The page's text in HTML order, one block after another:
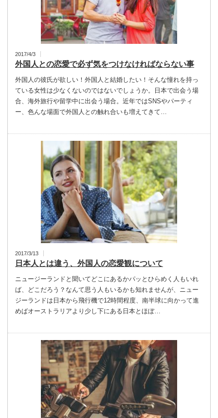
2017/4/3
外国人との恋愛で必ず気をつけなければならない事
外国人の彼氏が欲しい！外国人と結婚したい！そんな憧れを持っ
ている女性は少なくないのではないでしょうか。日本で出会う場
合、海外旅行や留学中に出会う場合。近年ではSNSやパーティ
ー、色んな場面で外国人との触れ合いも増えてきて…
2017/3/13
日本人とは違う、外国人の恋愛観について
ニュージーランドと聞いてどこにあるかパッとひらめく人もいれ
ば、どこだろう？なんて思う人もいるかも知れませんが、ニュー
ジーランドは日本から飛行機で12時間程度、南半球に向かって進
めばオーストラリアより少し下にある日本とほぼ…